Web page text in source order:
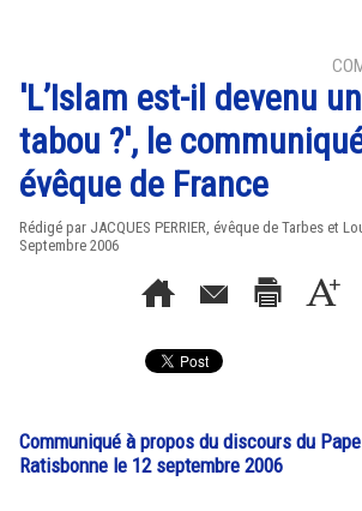
'L’Islam est-il devenu
tabou ?', le
évêque de France
Rédigé par JACQUES PERRIER, évêque de Tarbes et
Septembre 2006
Communiqué à propos du discours du
Ratisbonne le 12 septembre 2006